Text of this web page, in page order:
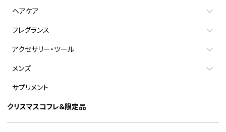
ヘアケア
フレグランス
アクセサリー・ツール
メンズ
サプリメント
クリスマスコフレ＆限定品